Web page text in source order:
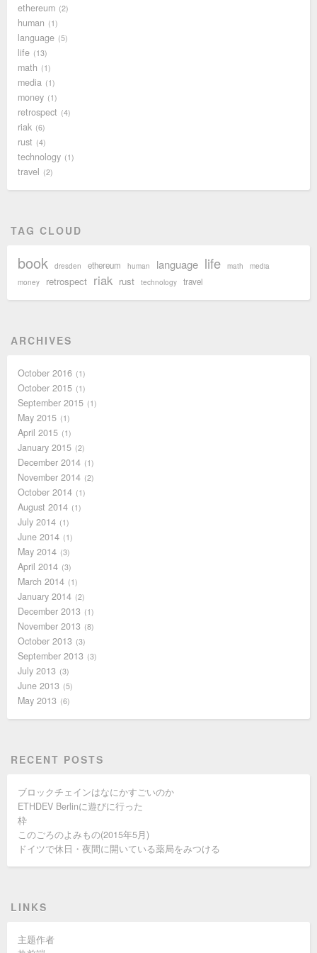
ethereum 2
human 1
language 5
life 13
math 1
media 1
money 1
retrospect 4
riak 6
rust 4
technology 1
travel 2
TAG CLOUD
book dresden ethereum human language life math
media
money
retrospect riak rust technology travel
ARCHIVES
October 2016 1
October 2015 1
September 2015 1
May 2015 1
April 2015 1
January 2015 2
December 2014 1
November 2014 2
October 2014 1
August 2014 1
July 2014 1
June 2014 1
May 2014 3
April 2014 3
March 2014 1
January 2014 2
December 2013 1
November 2013 8
October 2013 3
September 2013 3
July 2013 3
June 2013 5
May 2013 6
RECENT POSTS
ブロックチェインはなにかすごいのか
ETHDEV Berlinに遊びに行った
枠
このごろのよみもの(2015年5月)
ドイツで休日・夜間に開いている薬局をみつける
LINKS
主题作者